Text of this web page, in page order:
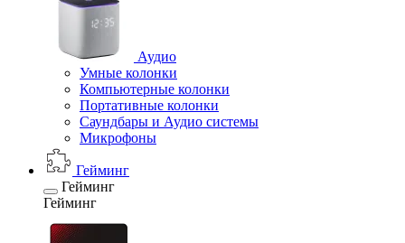
Аудио
Умные колонки
Компьютерные колонки
Портативные колонки
Саундбары и Аудио системы
Микрофоны
Гейминг
Гейминг
Гейминг